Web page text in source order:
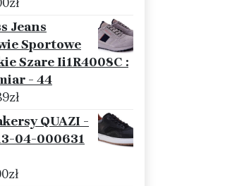
Jeans
Sportowe
Szare Ii1R4008C :
- 44
zł
QUAZI -
04-000631
zł